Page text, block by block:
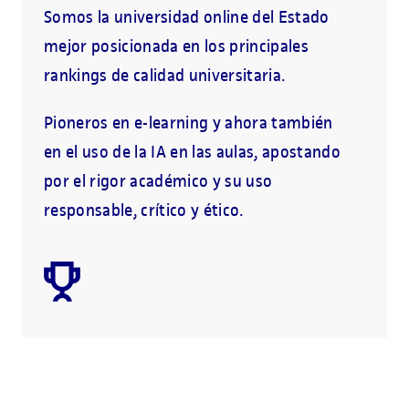
Somos la universidad online del Estado
mejor posicionada en los principales
rankings de calidad universitaria.
Pioneros en e-learning y ahora también
en el uso de la IA en las aulas, apostando
por el rigor académico y su uso
responsable, crítico y ético.